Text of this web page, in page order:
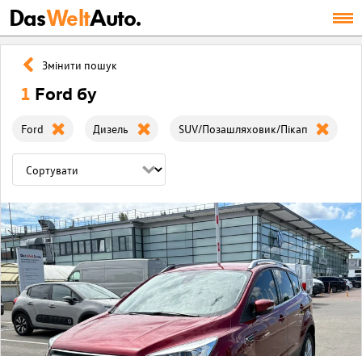
DasWeltAuto.
Змінити пошук
1 Ford бу
Ford Дизель SUV/Позашляховик/Пікап